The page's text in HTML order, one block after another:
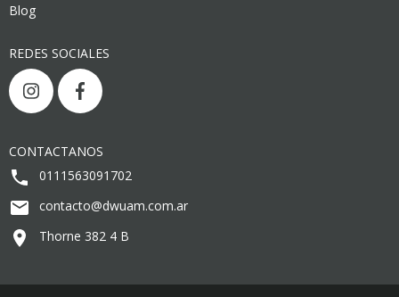
Blog
REDES SOCIALES
CONTACTANOS
0111563091702
contacto@dwuam.com.ar
Thorne 382 4 B